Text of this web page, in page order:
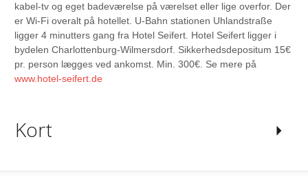
kabel-tv og eget badeværelse på værelset eller lige overfor. Der
er Wi-Fi overalt på hotellet. U-Bahn stationen Uhlandstraße
ligger 4 minutters gang fra Hotel Seifert. Hotel Seifert ligger i
bydelen Charlottenburg-Wilmersdorf. Sikkerhedsdepositum 15€
pr. person lægges ved ankomst. Min. 300€. Se mere på
www.hotel-seifert.de
Kort